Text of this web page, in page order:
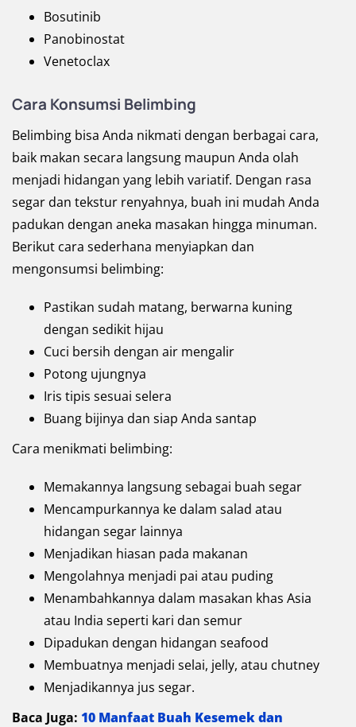
Bosutinib
Panobinostat
Venetoclax
Cara Konsumsi Belimbing
Belimbing bisa Anda nikmati dengan berbagai cara,
baik makan secara langsung maupun Anda olah
menjadi hidangan yang lebih variatif. Dengan rasa
segar dan tekstur renyahnya, buah ini mudah Anda
padukan dengan aneka masakan hingga minuman.
Berikut cara sederhana menyiapkan dan
mengonsumsi belimbing:
Pastikan sudah matang, berwarna kuning
dengan sedikit hijau
Cuci bersih dengan air mengalir
Potong ujungnya
Iris tipis sesuai selera
Buang bijinya dan siap Anda santap
Cara menikmati belimbing:
Memakannya langsung sebagai buah segar
Mencampurkannya ke dalam salad atau
hidangan segar lainnya
Menjadikan hiasan pada makanan
Mengolahnya menjadi pai atau puding
Menambahkannya dalam masakan khas Asia
atau India seperti kari dan semur
Dipadukan dengan hidangan seafood
Membuatnya menjadi selai, jelly, atau chutney
Menjadikannya jus segar.
Baca Juga: 10 Manfaat Buah Kesemek dan